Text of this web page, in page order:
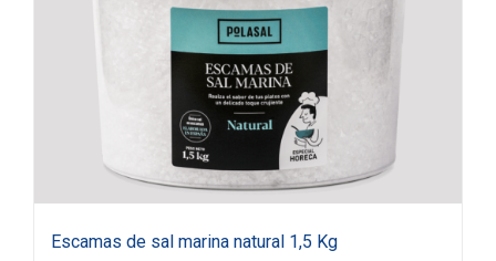
Escamas de sal marina natural 1,5 Kg